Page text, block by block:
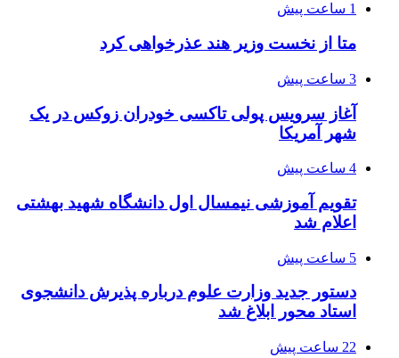
1 ساعت پیش
متا از نخست وزیر هند عذرخواهی کرد
3 ساعت پیش
آغاز سرویس پولی تاکسی خودران زوکس در یک
شهر آمریکا
4 ساعت پیش
تقویم آموزشی نیمسال اول دانشگاه شهید بهشتی
اعلام شد
5 ساعت پیش
دستور جدید وزارت علوم درباره پذیرش دانشجوی
استاد محور ابلاغ شد
22 ساعت پیش